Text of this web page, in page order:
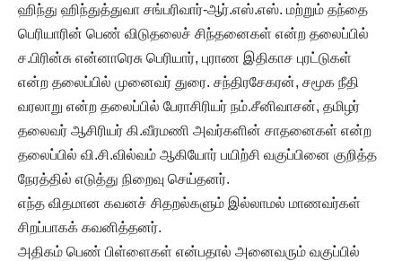
ஹிந்து ஹிந்துத்துவா சங்பரிவார்-ஆர்.எஸ்.எஸ். மற்றும் தந்தை
பெரியாரின் பெண் விடுதலைச் சிந்தனைகள் என்ற தலைப்பில்
ச.பிரின்சு என்னாரெசு பெரியார், புராண இதிகாச புரட்டுகள்
என்ற தலைப்பில் முனைவர் துரை. சந்திரசேகரன், சமூக நீதி
வரலாறு என்ற தலைப்பில் பேராசிரியர் நம்.சீனிவாசன், தமிழர்
தலைவர் ஆசிரியர் கி.வீரமணி அவர்களின் சாதனைகள் என்ற
தலைப்பில் வி.சி.வில்வம் ஆகியோர் பயிற்சி வகுப்பினை குறித்த
நேரத்தில் எடுத்து நிறைவு செய்தனர்.
எந்த விதமான கவனச் சிதறல்களும் இல்லாமல் மாணவர்கள்
சிறப்பாகக் கவனித்தனர்.
அதிகம் பெண் பிள்ளைகள் என்பதால் அனைவரும் வகுப்பில்